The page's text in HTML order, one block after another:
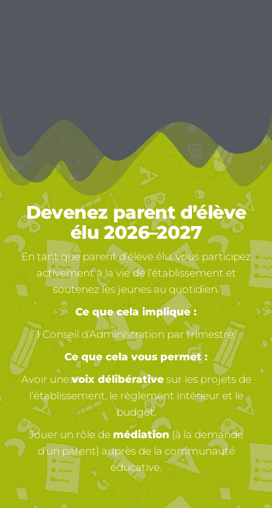
Devenez parent d’élève
élu 2026–2027
En tant que parent d’élève élu, vous participez
activement à la vie de l’établissement et
soutenez les jeunes au quotidien.
Ce que cela implique :
1 Conseil d’Administration par trimestre.
Ce que cela vous permet :
Avoir unevoix délibérativesur les projets de
l’établissement, le règlement intérieur et le
budget.
Jouer un rôle de médiation (à la demande
d’un parent) auprès de la communauté
éducative.